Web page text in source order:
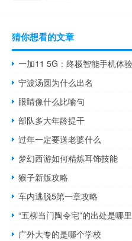
猜你想看的文章
一加11 5G：终极智能手机体
宁波汤圆为什么出名
眼睛像什么比喻句
部队多大年龄提干
过年一定要送老婆什么
梦幻西游如何精炼耳饰技能
猴子新版攻略
车内逃脱5第一章攻略
“五柳当门陶令宅”的出处是哪里
广外大专的是哪个学校